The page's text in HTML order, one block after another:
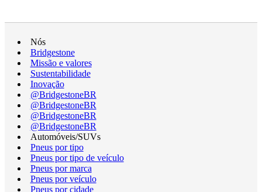
Nós
Bridgestone
Missão e valores
Sustentabilidade
Inovação
@BridgestoneBR
@BridgestoneBR
@BridgestoneBR
@BridgestoneBR
Automóveis/SUVs
Pneus por tipo
Pneus por tipo de veículo
Pneus por marca
Pneus por veículo
Pneus por cidade